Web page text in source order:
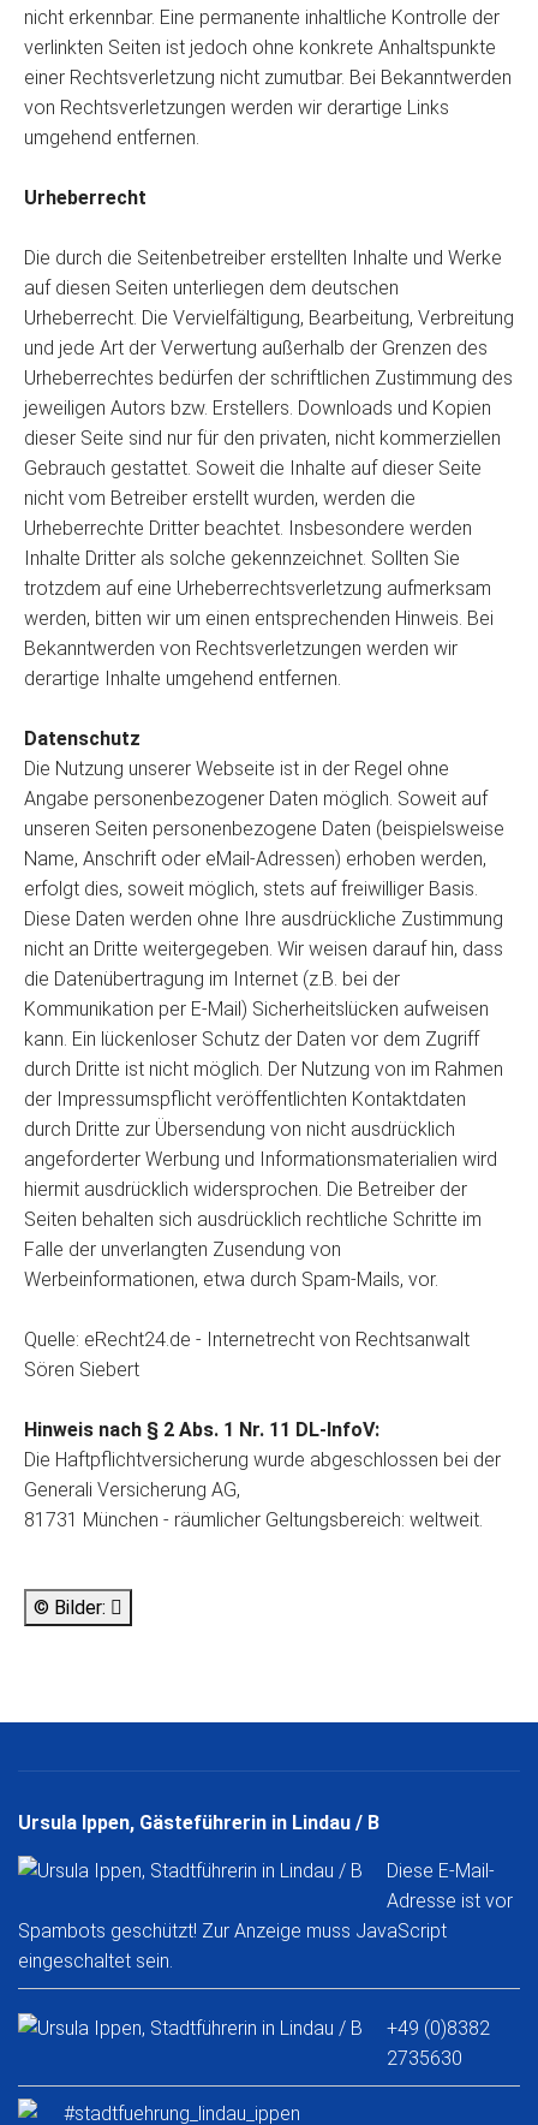
nicht erkennbar. Eine permanente inhaltliche Kontrolle der
verlinkten Seiten ist jedoch ohne konkrete Anhaltspunkte
einer Rechtsverletzung nicht zumutbar. Bei Bekanntwerden
von Rechtsverletzungen werden wir derartige Links
umgehend entfernen.
Urheberrecht
Die durch die Seitenbetreiber erstellten Inhalte und Werke
auf diesen Seiten unterliegen dem deutschen
Urheberrecht. Die Vervielfältigung, Bearbeitung, Verbreitung
und jede Art der Verwertung außerhalb der Grenzen des
Urheberrechtes bedürfen der schriftlichen Zustimmung des
jeweiligen Autors bzw. Erstellers. Downloads und Kopien
dieser Seite sind nur für den privaten, nicht kommerziellen
Gebrauch gestattet. Soweit die Inhalte auf dieser Seite
nicht vom Betreiber erstellt wurden, werden die
Urheberrechte Dritter beachtet. Insbesondere werden
Inhalte Dritter als solche gekennzeichnet. Sollten Sie
trotzdem auf eine Urheberrechtsverletzung aufmerksam
werden, bitten wir um einen entsprechenden Hinweis. Bei
Bekanntwerden von Rechtsverletzungen werden wir
derartige Inhalte umgehend entfernen.
Datenschutz
Die Nutzung unserer Webseite ist in der Regel ohne
Angabe personenbezogener Daten möglich. Soweit auf
unseren Seiten personenbezogene Daten (beispielsweise
Name, Anschrift oder eMail-Adressen) erhoben werden,
erfolgt dies, soweit möglich, stets auf freiwilliger Basis.
Diese Daten werden ohne Ihre ausdrückliche Zustimmung
nicht an Dritte weitergegeben. Wir weisen darauf hin, dass
die Datenübertragung im Internet (z.B. bei der
Kommunikation per E-Mail) Sicherheitslücken aufweisen
kann. Ein lückenloser Schutz der Daten vor dem Zugriff
durch Dritte ist nicht möglich. Der Nutzung von im Rahmen
der Impressumspflicht veröffentlichten Kontaktdaten
durch Dritte zur Übersendung von nicht ausdrücklich
angeforderter Werbung und Informationsmaterialien wird
hiermit ausdrücklich widersprochen. Die Betreiber der
Seiten behalten sich ausdrücklich rechtliche Schritte im
Falle der unverlangten Zusendung von
Werbeinformationen, etwa durch Spam-Mails, vor.
Quelle: eRecht24.de - Internetrecht von Rechtsanwalt
Sören Siebert
Hinweis nach § 2 Abs. 1 Nr. 11 DL-InfoV:
Die Haftpflichtversicherung wurde abgeschlossen bei der
Generali Versicherung AG,
81731 München - räumlicher Geltungsbereich: weltweit.
© Bilder:
Ursula Ippen, Gästeführerin in Lindau / B
Diese E-Mail-
Adresse ist vor
Spambots geschützt! Zur Anzeige muss JavaScript
eingeschaltet sein.
+49 (0)8382
2735630
#stadtfuehrung_lindau_ippen